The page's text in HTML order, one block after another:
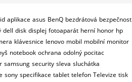
aplikace asus BenQ bezdrátová bezpečnost
dell disk displej fotoaparát herní honor hp
klávesnice lenovo mobil mobilní monitor
notebook ochrana odolný pocitac
samsung security sleva sluchátka
sony specifikace tablet telefon Televize tisk